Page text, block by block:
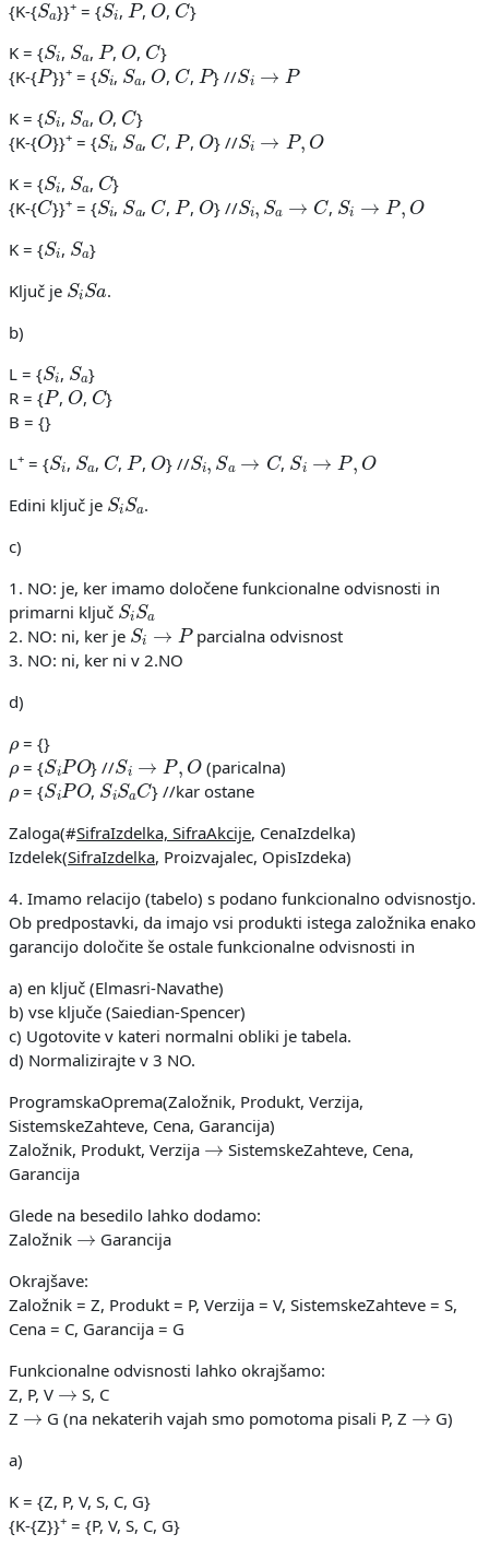
{K-{ }}+= { , , ,
}
K = { Si , Sa , P, O, C}
{K-{P}}+= {Si, Sa, O, C, P} // Si
K = { Si , Sa , O, C}
{K-{O}}+= {Si, Sa, C, P, O} // Si O
K = { Si , Sa , C}
{K-{C}}+= {Si, Sa , C, P, O} // Si Sa , Si O
K = { Si , Sa }
Ključ je Si Sa .
b)
L = { Si , Sa }
R = {P, O, C}
B = {}
L+ = { Si , Sa , C, P, O} // Si Sa , Si O
Edini ključ je Si Sa .
c)
1. NO: je, ker imamo določene funkcionalne odvisnosti in
primarni ključ SiSa
2. NO: ni, ker je Si→
parcialna odvisnost
3. NO: ni, ker ni v 2.NO
d)
= {}
ρ= {Si PO} // Si O (paricalna)
ρ= {SiPO, SiSa C} //kar ostane
Zaloga(#SifraIzdelka, SifraAkcije, CenaIzdelka)
Izdelek(SifraIzdelka, Proizvajalec, OpisIzdeka)
4. Imamo relacijo (tabelo) s podano funkcionalno odvisnostjo.
Ob predpostavki, da imajo vsi produkti istega založnika enako
garancijo določite še ostale funkcionalne odvisnosti in
a) en ključ (Elmasri-Navathe)
b) vse ključe (Saiedian-Spencer)
c) Ugotovite v kateri normalni obliki je tabela.
d) Normalizirajte v 3 NO.
ProgramskaOprema(Založnik, Produkt, Verzija,
SistemskeZahteve, Cena, Garancija)
Založnik, Produkt, Verzija → SistemskeZahteve, Cena,
Garancija
Glede na besedilo lahko dodamo:
Založnik → Garancija
Okrajšave:
Založnik = Z, Produkt = P, Verzija = V, SistemskeZahteve = S,
Cena = C, Garancija = G
Funkcionalne odvisnosti lahko okrajšamo:
Z, P, V → S, C
Z → G (na nekaterih vajah smo pomotoma pisali P, Z
G)
a)
K = {Z, P, V, S, C, G}
{K-{Z}}+ = {P, V, S, C, G}